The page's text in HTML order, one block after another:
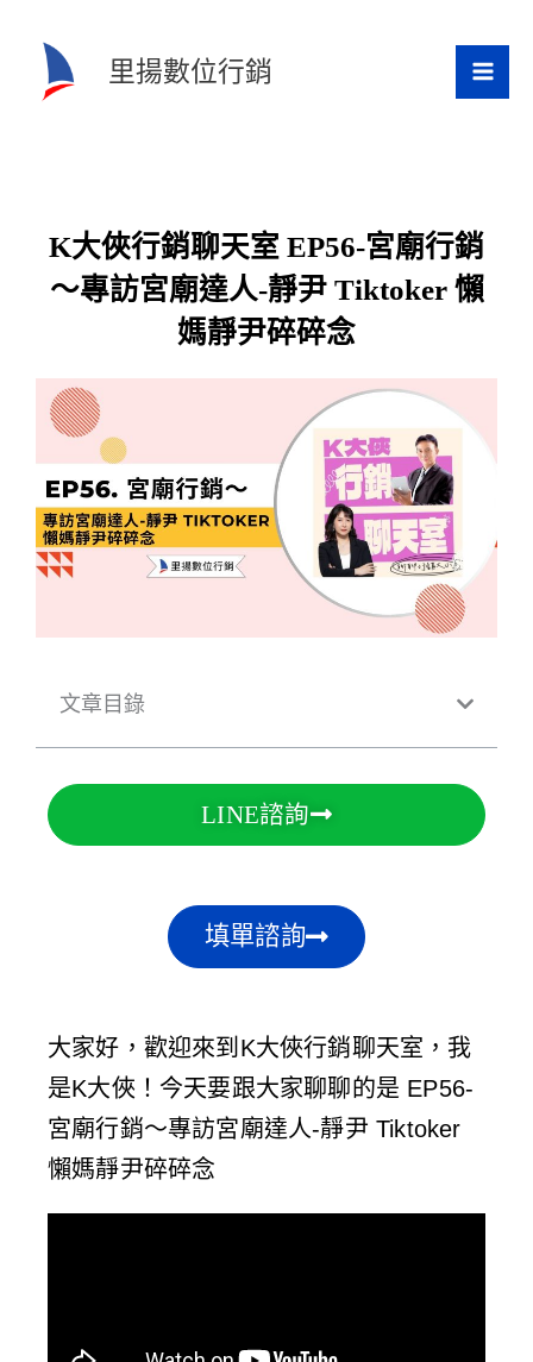
里揚數位行銷
K大俠行銷聊天室 EP56-宮廟行銷
～專訪宮廟達人-靜尹 Tiktoker 懶
媽靜尹碎碎念
文章目錄
LINE諮詢
填單諮詢
大家好，歡迎來到K大俠行銷聊天室，我
是K大俠！今天要跟大家聊聊的是 EP56-
宮廟行銷～專訪宮廟達人-靜尹 Tiktoker
懶媽靜尹碎碎念